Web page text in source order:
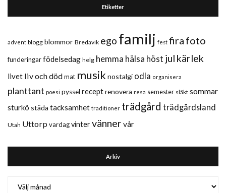
Etiketter
advent blogg blommor Bredavik ego familj fest fira foto
funderingarfödelsedag helg hemma hälsa höst jul kärlek
livet liv och dödmat musik nostalgi odla organisera
planttant poesi pyssel receptrenovera resa semester släkt sommar
sturkö städa tacksamhet traditioner trädgård trädgårdsland
Utah Uttorp vardagvintervänner vår
Arkiv